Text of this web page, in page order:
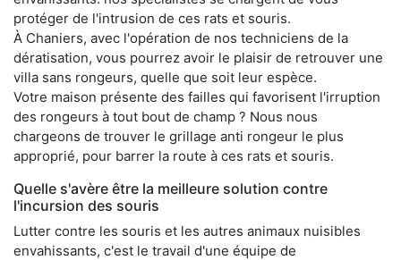
protéger de l'intrusion de ces rats et souris.
À Chaniers, avec l'opération de nos techniciens de la
dératisation, vous pourrez avoir le plaisir de retrouver une
villa sans rongeurs, quelle que soit leur espèce.
Votre maison présente des failles qui favorisent l'irruption
des rongeurs à tout bout de champ ? Nous nous
chargeons de trouver le grillage anti rongeur le plus
approprié, pour barrer la route à ces rats et souris.
Quelle s'avère être la meilleure solution contre
l'incursion des souris
Lutter contre les souris et les autres animaux nuisibles
envahissants, c'est le travail d'une équipe de